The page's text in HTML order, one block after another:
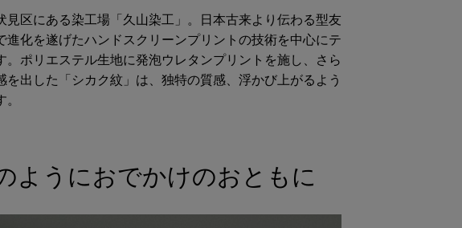
見区にある染工場「久山染工」。日本古来より伝わる型友
進化を遂げたハンドスクリーンプリントの技術を中心にテ
。ポリエステル生地に発泡ウレタンプリントを施し、さら
を出した「シカク紋」は、独特の質感、浮かび上がるよう
ようにおでかけのおともに